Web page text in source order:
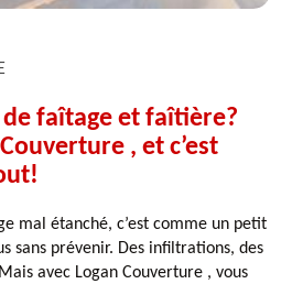
faîtage et faîtière?
, et c’est
mal étanché, c’est comme un petit
sans prévenir. Des infiltrations, des
avec Logan Couverture , vous